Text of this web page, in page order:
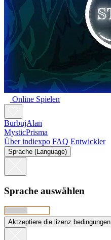
Online Spielen
BurbujAlan
MysticPrisma
Über indiexpo FAQ Entwickler
Sprache (Language)
Sprache auswählen
Aktzeptiere die lizenz bedingungen